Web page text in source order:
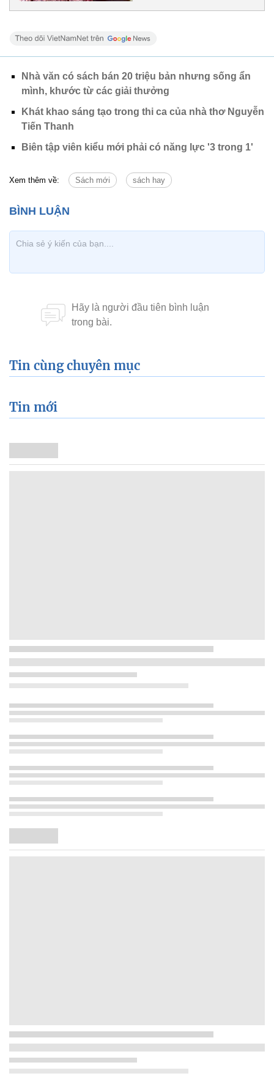
Nhà văn có sách bán 20 triệu bản nhưng sống ẩn
mình, khước từ các giải thưởng
Khát khao sáng tạo trong thi ca của nhà thơ Nguyễn
Tiến Thanh
Biên tập viên kiểu mới phải có năng lực '3 trong 1'
Xem thêm về: Sách mới sách hay
Tin cùng chuyên mục
Tin mới